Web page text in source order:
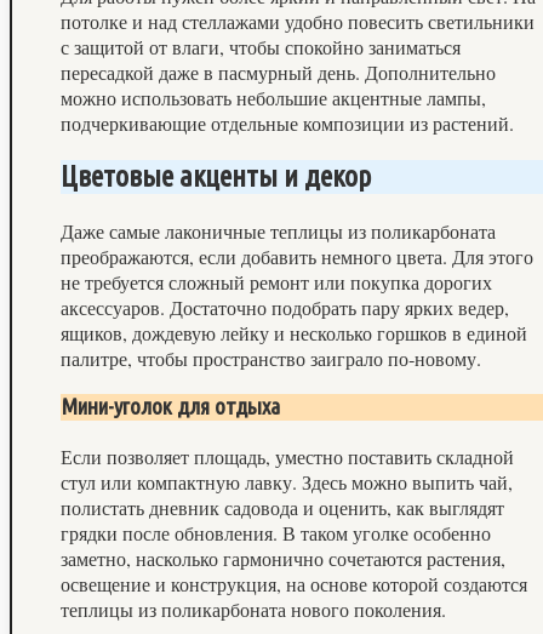
потолке и над стеллажами удобно повесить светильники
с защитой от влаги, чтобы спокойно заниматься
пересадкой даже в пасмурный день. Дополнительно
можно использовать небольшие акцентные лампы,
подчеркивающие отдельные композиции из растений.
Цветовые акценты и декор
Даже самые лаконичные теплицы из поликарбоната
преображаются, если добавить немного цвета. Для этого
не требуется сложный ремонт или покупка дорогих
аксессуаров. Достаточно подобрать пару ярких ведер,
ящиков, дождевую лейку и несколько горшков в единой
палитре, чтобы пространство заиграло по‑новому.
Мини-уголок для отдыха
Если позволяет площадь, уместно поставить складной
стул или компактную лавку. Здесь можно выпить чай,
полистать дневник садовода и оценить, как выглядят
грядки после обновления. В таком уголке особенно
заметно, насколько гармонично сочетаются растения,
освещение и конструкция, на основе которой создаются
теплицы из поликарбоната нового поколения.